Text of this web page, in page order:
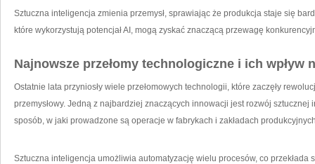
Sztuczna inteligencja zmienia przemysł, sprawiając że ⁣produkcja staje się
które wykorzystują⁤ potencjał AI, mogą zyskać znaczącą przewagę⁤
Najnowsze przełomy ​technologiczne i ich wpływ
Ostatnie lata‍ przyniosły wiele przełomowych technologii, które zaczęły
przemysłowy. Jedną z najbardziej znaczących innowacji jest rozwój sztucznej
sposób, w jaki prowadzone są operacje w fabrykach i zakładach
Sztuczna inteligencja umożliwia automatyzację wielu procesów, co przekłada